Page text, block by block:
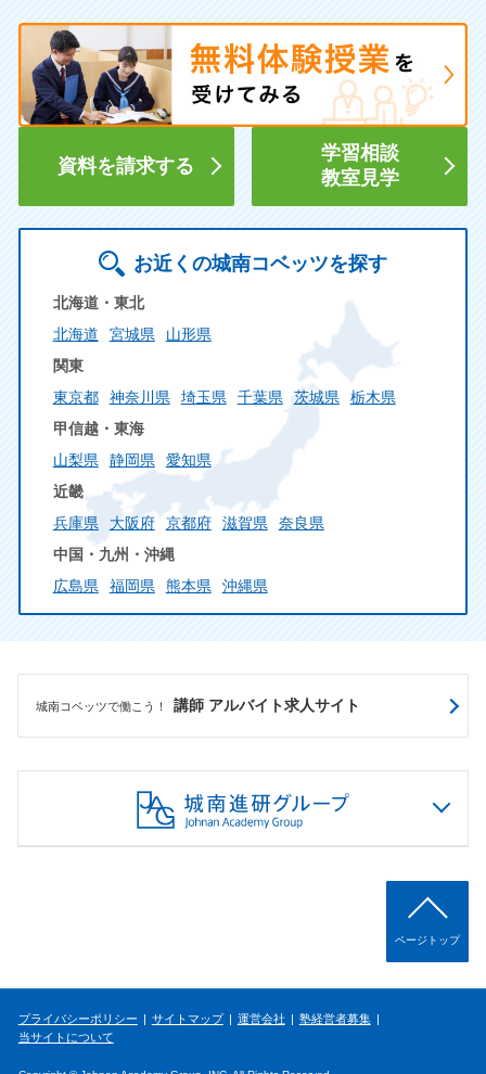
資料を請求する
学習相談
教室見学
お近くの城南コベッツを探す
北海道・東北
北海道
宮城県
山形県
関東
東京都
神奈川県 埼玉県 千葉県 茨城県
栃木県
甲信越・東海
山梨県
静岡県
愛知県
近畿
兵庫県
大阪府 京都府 滋賀県
奈良県
中国・九州・沖縄
広島県
福岡県 熊本県 沖縄県
城南コベッツで働こう！ 講師 アルバイト求人サイト
ページトップ
プライバシーポリシー サイトマップ 運営会社
塾経営者募集
当サイトについて